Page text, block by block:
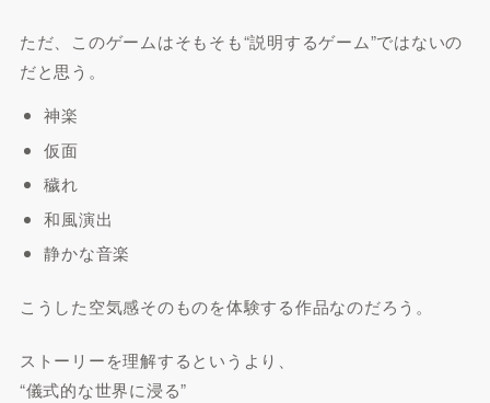
ただ、このゲームはそもそも“説明するゲーム”ではないの
だと思う。
神楽
仮面
穢れ
和風演出
静かな音楽
こうした空気感そのものを体験する作品なのだろう。
ストーリーを理解するというより、
“儀式的な世界に浸る”